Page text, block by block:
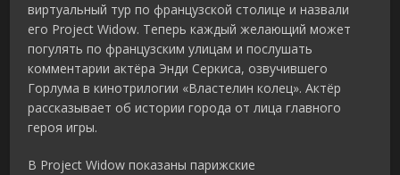
виртуальный тур по французской столице и назвали
его Project Widow. Теперь каждый желающий может
погулять по французским улицам и послушать
комментарии актёра Энди Серкиса, озвучившего
Горлума в кинотрилогии «Властелин колец». Актёр
рассказывает об истории города от лица главного
героя игры.
В Project Widow показаны парижские